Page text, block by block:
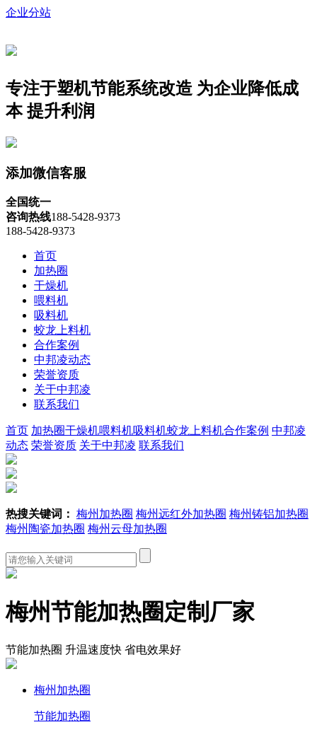
企业分站
专注于塑机节能系统改造 为企业降低成
本 提升利润
添加微信客服
全国统一
咨询热线188-5428-9373
188-5428-9373
首页
加热圈
干燥机
喂料机
吸料机
蛟龙上料机
合作案例
中邦凌动态
荣誉资质
关于中邦凌
联系我们
首页 加热圈干燥机喂料机吸料机蛟龙上料机合作案例 中邦凌
动态 荣誉资质 关于中邦凌 联系我们
热搜关键词： 梅州加热圈 梅州远红外加热圈 梅州铸铝加热圈
梅州陶瓷加热圈 梅州云母加热圈
梅州节能加热圈定制厂家
节能加热圈 升温速度快 省电效果好
梅州加热圈
节能加热圈